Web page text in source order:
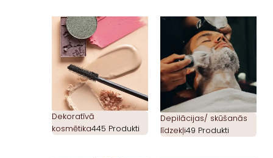
Dekoratīvā
kosmētika445 Produkti
Depilācijas/ skūšanās
līdzekļi49 Produkti